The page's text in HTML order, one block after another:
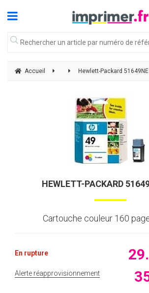
Accueil Hewlett-Packard
HEWLETT-PACKARD
Cartouche couleur 160
29
En rupture
Alerte réapprovisionnement